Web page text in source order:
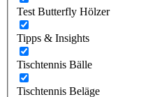
Test Butterfly Hölzer
Tipps & Insights
Tischtennis Bälle
Tischtennis Beläge